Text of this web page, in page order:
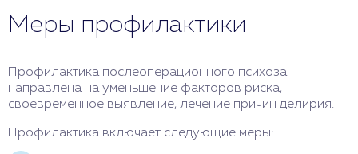
Меры профилактики
Профилактика послеоперационного психоза
направлена на уменьшение факторов риска,
своевременное выявление, лечение причин делирия.
Профилактика включает следующие меры: